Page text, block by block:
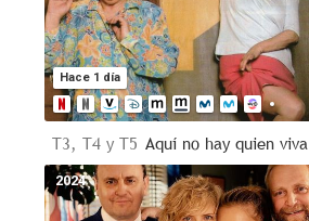
Hace 1 día
T3, T4 y T5 Aquí no hay quien viva
2024